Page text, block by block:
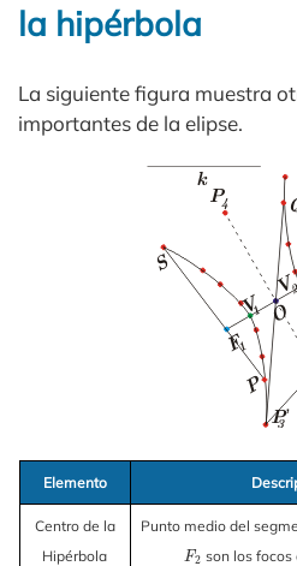
la hipérbola
La siguiente figura muestra
importantes de la elipse.
Elemento
Centro de la
Hipérbola
Punto medio del
F2
son los focos